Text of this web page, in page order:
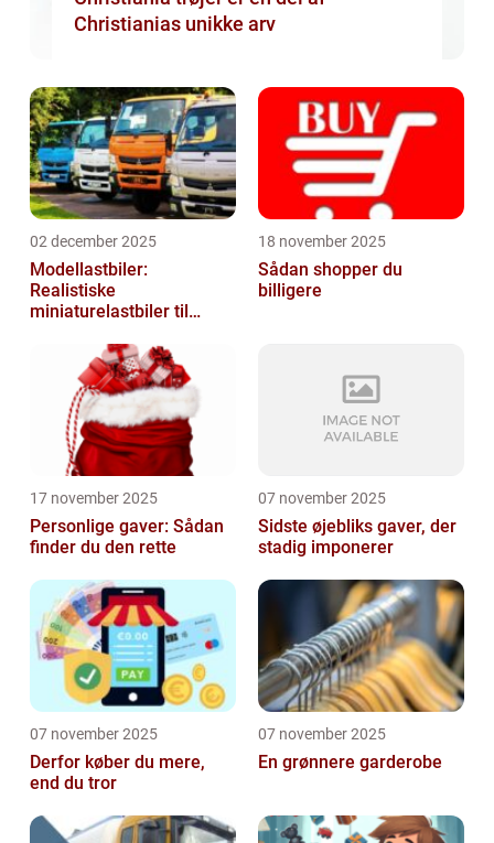
Christianias unikke arv
02 december 2025
Modellastbiler:
Realistiske
miniaturelastbiler til
18 november 2025
Sådan shopper du
billigere
17 november 2025
Personlige gaver: Sådan
finder du den rette
07 november 2025
Sidste øjebliks gaver, der
stadig imponerer
07 november 2025
Derfor køber du mere,
end du tror
07 november 2025
En grønnere garderobe